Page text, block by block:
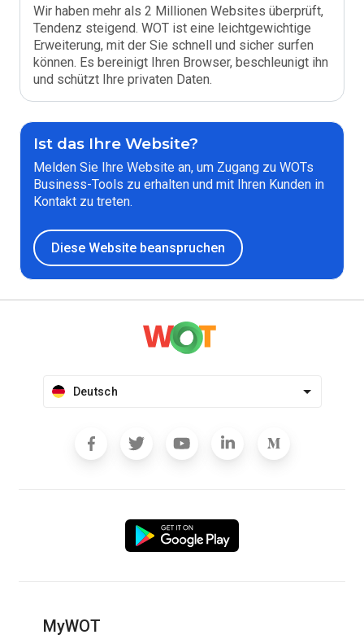
Wir haben mehr als 2 Millionen Websites überprüft,
Tendenz steigend. WOT ist eine leichtgewichtige
Erweiterung, mit der Sie schnell und sicher surfen
können. Es bereinigt Ihren Browser, beschleunigt ihn
und schützt Ihre privaten Daten.
Ist das Ihre Website?
Melden Sie Ihre Website an, um Zugang zu WOTs
Business-Tools zu erhalten und mit Ihren Kunden in
Kontakt zu treten.
Diese Website beanspruchen
Deutsch
MyWOT